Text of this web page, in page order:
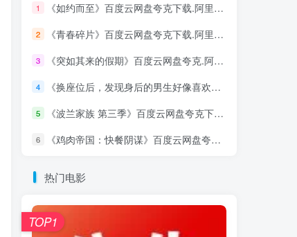
1 《如约而至》百度云网盘夸克下载.阿里云盘.中字.(2026)
2 《青春碎片》百度云网盘夸克下载.阿里云盘.中字.(2026)
3 《突如其来的假期》百度云网盘夸克.阿里下载.中字.(2021)
4 《换座位后，发现身后的男生好像喜欢我》百度云网盘夸克下载.阿里云盘.中字.(2026)
5 《波兰家族 第三季》百度云网盘夸克下载.阿里云盘.中字.(2026)
6 《鸡肉帝国：快餐阴谋》百度云网盘夸克下载.阿里云盘.中字.(2026)
热门电影
TOP1